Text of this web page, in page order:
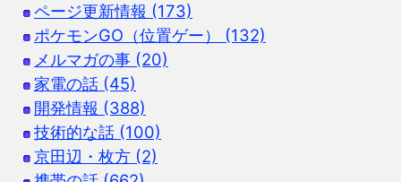
ページ更新情報 (173)
ポケモンGO（位置ゲー） (132)
メルマガの事 (20)
家電の話 (45)
開発情報 (388)
技術的な話 (100)
京田辺・枚方 (2)